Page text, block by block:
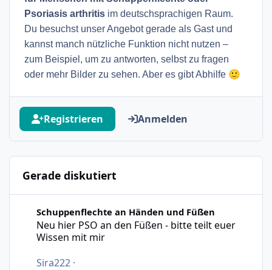
Psoriasis arthritis im deutschsprachigen Raum.
Du besuchst unser Angebot gerade als Gast und
kannst manch nützliche Funktion nicht nutzen –
zum Beispiel, um zu antworten, selbst zu fragen
oder mehr Bilder zu sehen. Aber es gibt Abhilfe 🙂
Registrieren Anmelden
Gerade diskutiert
Schuppenflechte an Händen und Füßen
Neu hier PSO an den Füßen - bitte teilt euer
Wissen mit mir
Sira222 ·